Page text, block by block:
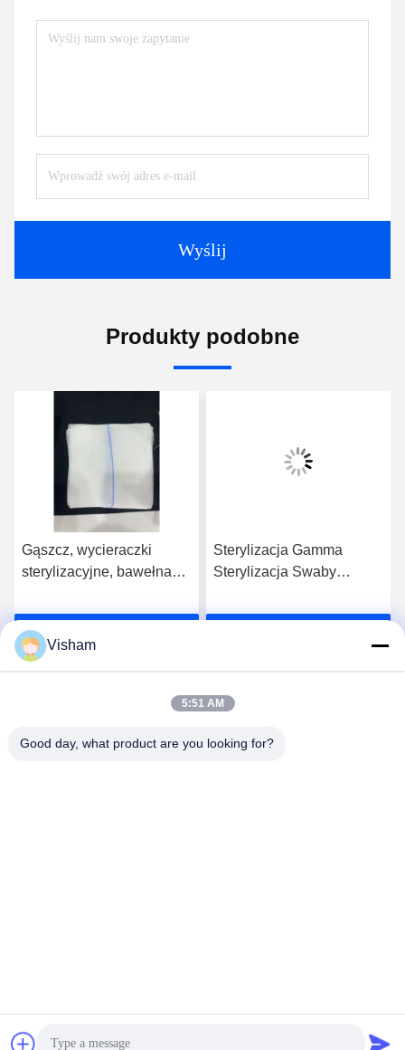
Wyślij
Produkty podobne
Gąszcz, wycieraczki
sterylizacyjne, bawełna
dla optymalnej czystości
Sterylizacja Gamma
Sterylizacja Swaby
Wielkość opakowania
Visham
5:51 AM
Good day, what product are you looking for?